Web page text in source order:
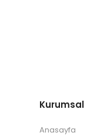
Kurumsal
Anasayfa